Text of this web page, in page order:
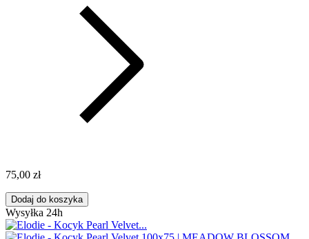
75,00 zł
Dodaj do koszyka
Wysyłka 24h